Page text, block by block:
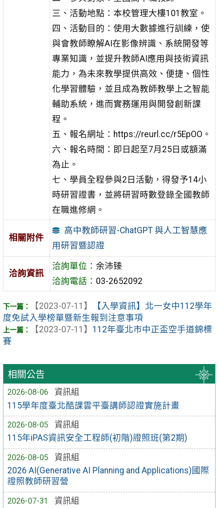
相關公告
2026-08-06
資訊組
115學年度臺北酷課雲平臺講師認證實施計畫
2026-08-05
資訊組
115年iPAS資訊安全工程師(初階)證照班(第2期)
2026-08-05
資訊組
2026 AI(Generative AI Planning and Applications)國際
證照教師研習營
2026-07-31
資訊組
三、活動地點：本校管理大樓101教室。
四、活動目的：使用大數據進行訓練，使
與會教師瞭解AI在影像辨識、系統開發等
專業知識，並提升教師AI應用與技術資訊
能力，為未來教學提供高效、便捷、個性
化學習體驗，並且成為教師教學上之智能
輔助系統，進而實務運用與開發創新課
程。
五、報名網址：https://reurl.cc/r5EpOO。
六、報名時間：即日起至7月25日或額滿
為止。
七、學員全程參與2日活動，得發予14小
時研習證書，並將研習時數登錄全國教師
在職進修網。
相關附件
高中教師研習-ChatGPT 與人工智慧應
用研習暨認證
洽詢資訊
洽詢單位： 余沛臻
洽詢電話： 03-2652092
【2023-07-11】
【入學資訊】北一女中112學年
度免試入學榜單暨新生報到注意事項
【2023-07-11】 112年臺北市中正盃空手道錦標
賽